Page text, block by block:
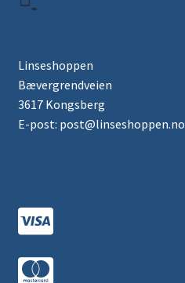
Linseshoppen
Bævergrendveien
3617 Kongsberg
E-post: post@linseshoppen.no